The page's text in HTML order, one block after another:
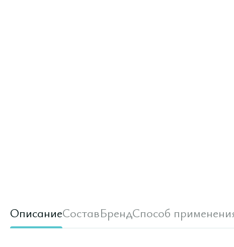
ОписаниеСоставБрендСпособ